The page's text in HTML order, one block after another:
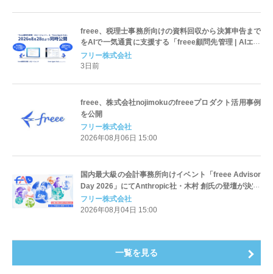
freee、税理士事務所向けの資料回収から決算申告まで
をAIで一気通貫に支援する「freee顧問先管理 | AIエー
ジェント」と「freee Agent Hub」をfAD2026にて公
開
フリー株式会社
3日前
freee、株式会社nojimokuのfreeeプロダクト活用事例
を公開
フリー株式会社
2026年08月06日 15:00
国内最大級の会計事務所向けイベント「freee Advisor
Day 2026」にてAnthropic社・木村 創氏の登壇が決定
フリー株式会社
2026年08月04日 15:00
一覧を見る